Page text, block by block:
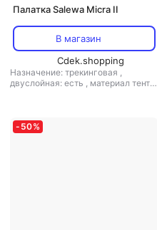
Палатка Salewa Micra II
В магазин
Cdek.shopping
Назначение: трекинговая ,
двуслойная: есть , материал тента:
- 50%